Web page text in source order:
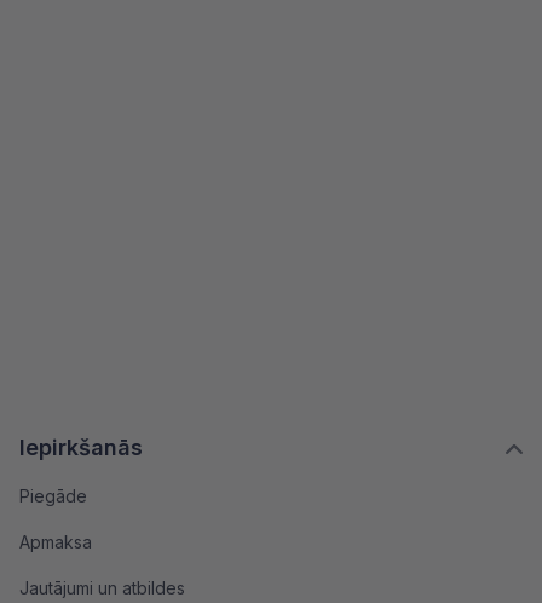
Iepirkšanās
Piegāde
Apmaksa
Jautājumi un atbildes